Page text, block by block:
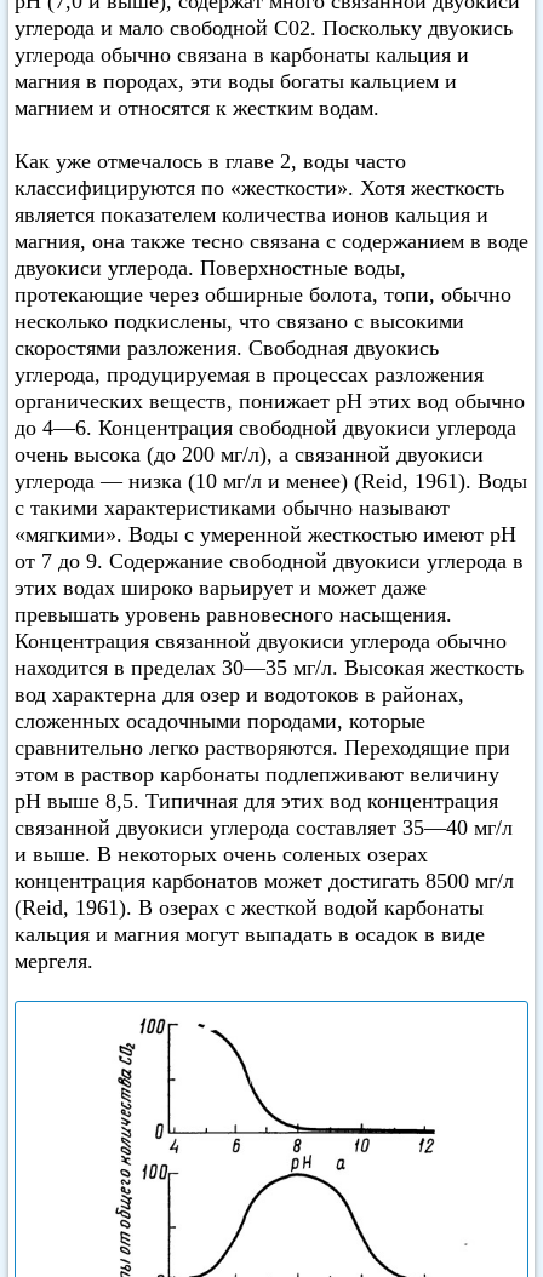
углерода и мало свободной С02. Поскольку двуокись
углерода обычно связана в карбонаты кальция и
магния в породах, эти воды богаты кальцием и
магнием и относятся к жестким водам.
Как уже отмечалось в главе 2, воды часто
классифицируются по «жесткости». Хотя жесткость
является показателем количества ионов кальция и
магния, она также тесно связана с содержанием в воде
двуокиси углерода. Поверхностные воды,
протекающие через обширные болота, топи, обычно
несколько подкислены, что связано с высокими
скоростями разложения. Свободная двуокись
углерода, продуцируемая в процессах разложения
органических веществ, понижает pH этих вод обычно
до 4—6. Концентрация свободной двуокиси углерода
очень высока (до 200 мг/л), а связанной двуокиси
углерода — низка (10 мг/л и менее) (Reid, 1961). Воды
с такими характеристиками обычно называют
«мягкими». Воды с умеренной жесткостью имеют pH
от 7 до 9. Содержание свободной двуокиси углерода в
этих водах широко варьирует и может даже
превышать уровень равновесного насыщения.
Концентрация связанной двуокиси углерода обычно
находится в пределах 30—35 мг/л. Высокая жесткость
вод характерна для озер и водотоков в районах,
сложенных осадочными породами, которые
сравнительно легко растворяются. Переходящие при
этом в раствор карбонаты подлепживают величину
pH выше 8,5. Типичная для этих вод концентрация
связанной двуокиси углерода составляет 35—40 мг/л
и выше. В некоторых очень соленых озерах
концентрация карбонатов может достигать 8500 мг/л
(Reid, 1961). В озерах с жесткой водой карбонаты
кальция и магния могут выпадать в осадок в виде
мергеля.